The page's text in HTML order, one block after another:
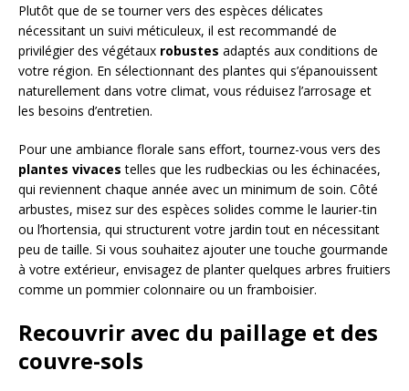
Plutôt que de se tourner vers des espèces délicates
nécessitant un suivi méticuleux, il est recommandé de
privilégier des végétaux robustes adaptés aux conditions de
votre région. En sélectionnant des plantes qui s’épanouissent
naturellement dans votre climat, vous réduisez l’arrosage et
les besoins d’entretien.
Pour une ambiance florale sans effort, tournez-vous vers des
plantes vivaces telles que les rudbeckias ou les échinacées,
qui reviennent chaque année avec un minimum de soin. Côté
arbustes, misez sur des espèces solides comme le laurier-tin
ou l’hortensia, qui structurent votre jardin tout en nécessitant
peu de taille. Si vous souhaitez ajouter une touche gourmande
à votre extérieur, envisagez de planter quelques arbres fruitiers
comme un pommier colonnaire ou un framboisier.
Recouvrir avec du paillage et des
couvre-sols